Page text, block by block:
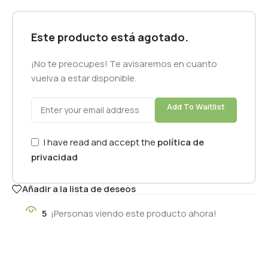
Este producto está agotado.
¡No te preocupes! Te avisaremos en cuanto
vuelva a estar disponible.
Add To Waitlist
I have read and accept the política de
privacidad
Añadir a la lista de deseos
5 ¡Personas viendo este producto ahora!